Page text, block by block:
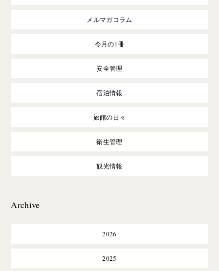
メルマガコラム
今月の1冊
安全管理
宿泊情報
旅館の日々
衛生管理
観光情報
Archive
2026
2025